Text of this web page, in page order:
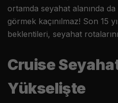
ortamda seyahat alanında
görmek kaçınılmaz! Son 15
beklentileri, seyahat
Cruise
Yükselişte